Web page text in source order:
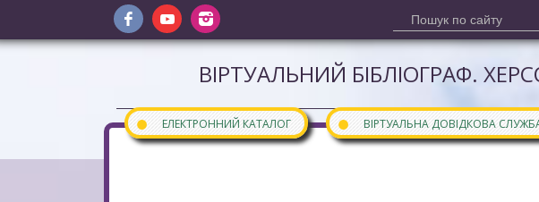
ВІРТУАЛЬНИЙ БІБЛІОГРАФ.
● ЕЛЕКТРОННИЙ КАТАЛОГ ● ВІРТУАЛЬНА ДОВІДКОВА